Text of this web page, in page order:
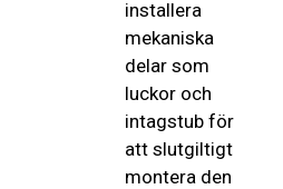
installera
mekaniska
delar som
luckor och
intagstub för
att slutgiltigt
montera den